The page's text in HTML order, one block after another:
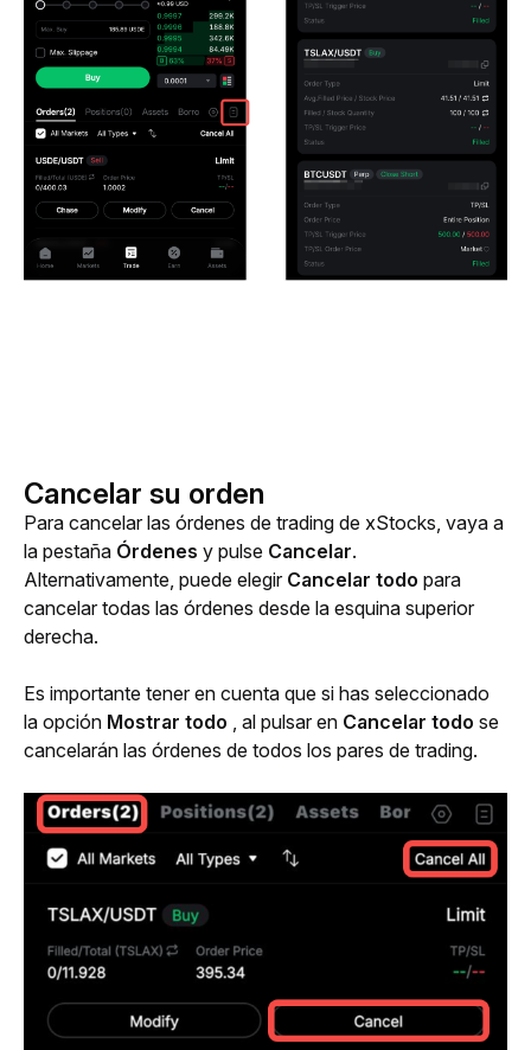
Cancelar su orden
Para cancelar las órdenes de trading de xStocks, vaya a
la pestaña Órdenes y pulse Cancelar.
Alternativamente, puede elegir Cancelar todo para
cancelar todas las órdenes desde la esquina superior
derecha.
Es importante tener en cuenta que si has seleccionado
la opción Mostrar todo , al pulsar en Cancelar todo se
cancelarán las órdenes de todos los pares de trading.